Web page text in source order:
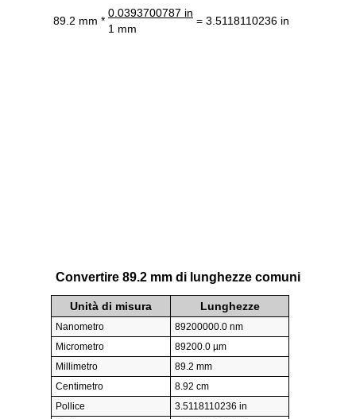
89.2 mm *
0.0393700787 in
= 3.5118110236 in
1 mm
Convertire 89.2 mm di lunghezze comuni
Unità di misura Lunghezze
Nanometro
89200000.0 nm
Micrometro
89200.0 µm
Millimetro
89.2 mm
Centimetro
8.92 cm
Pollice
3.5118110236 in